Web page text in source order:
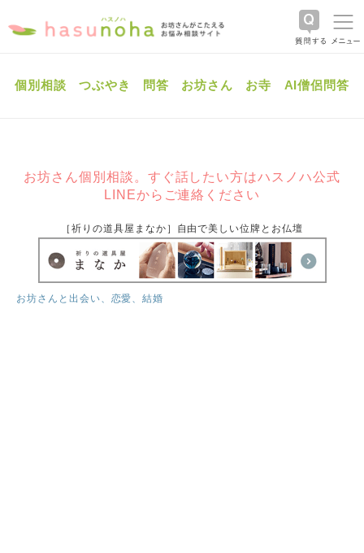
個別相談 つぶやき 問答 お坊さん お寺 AI僧侶問答
お坊さん個別相談。すぐ話したい方はハスノハ公式
LINEからご連絡ください
［祈りの道具屋まなか］自由で美しい位牌とお仏壇
お坊さんと出会い、恋愛、結婚